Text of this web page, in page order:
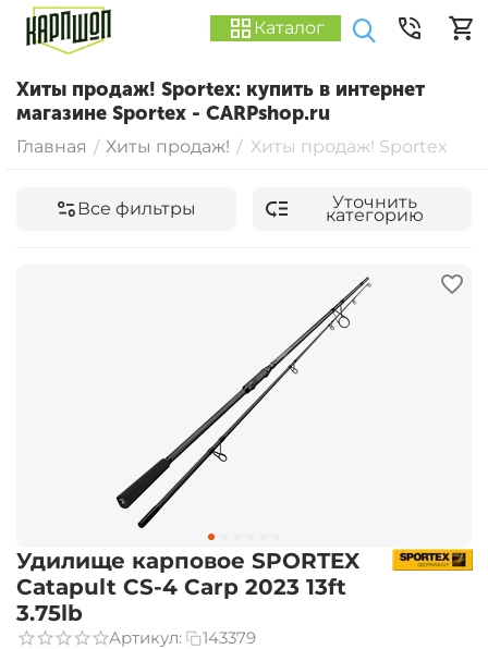
Каталог
Хиты продаж! Sportex: купить в интернет
магазине Sportex - CARPshop.ru
Главная / Хиты продаж! / Хиты продаж! Sportex
Все фильтры Уточнить
категорию
Удилище карповое SPORTEX
Catapult CS-4 Carp 2023 13ft
3.75lb
Артикул:
143379